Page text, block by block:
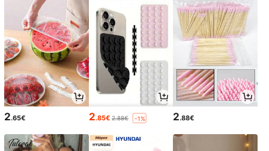
2.65€ 2.85€ 2.88€ -1% 2.88€